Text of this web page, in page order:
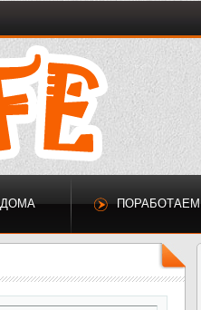
ПОРАБОТАЕМ